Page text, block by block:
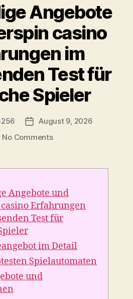
Angebote
casino
im
Test für
Spieler
PostAugust 9, 2026
No Commentson
und
casino
Erfahrungen
im
umfassenden
für
deutsche
Angebote und
Erfahrungen
Test für
im Detail
Spielautomaten
und